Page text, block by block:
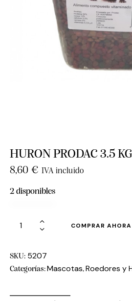
HURON PRODAC 3.5
8,60 € IVA incluido
2 disponibles
COMPRAR AHORA
SKU: 5207
Categorías: Mascotas, Roedores y